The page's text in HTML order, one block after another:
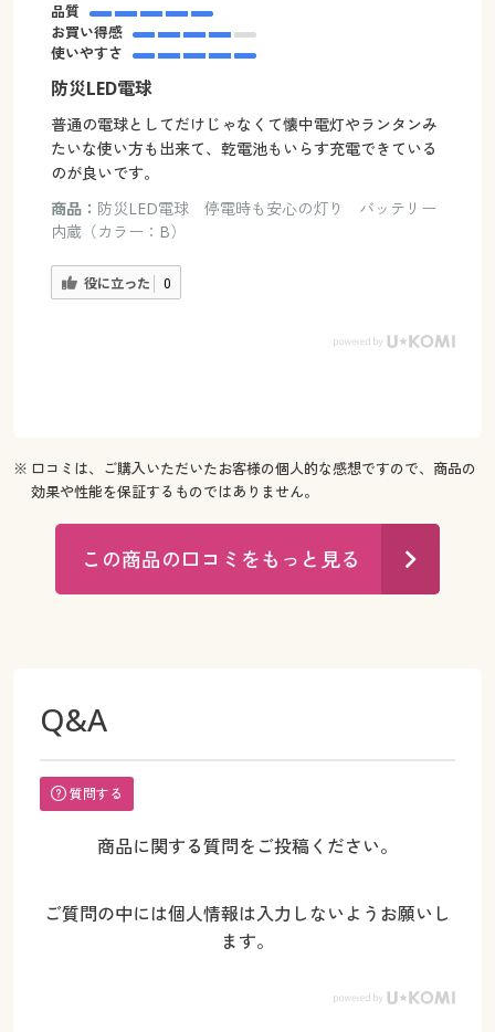
品質
お買い得感
使いやすさ
防災LED電球
普通の電球としてだけじゃなくて懐中電灯やランタンみ
たいな使い方も出来て、乾電池もいらす充電できている
のが良いです。
商品： 防災LED電球 停電時も安心の灯り バッテリー
内蔵（カラー：B）
役に立った 0
※ 口コミは、ご購入いただいたお客様の個人的な感想ですので、商品の
効果や性能を保証するものではありません。
この商品の口コミをもっと見る
Q&A
質問する
商品に関する質問をご投稿ください。
ご質問の中には個人情報は入力しないようお願いし
ます。